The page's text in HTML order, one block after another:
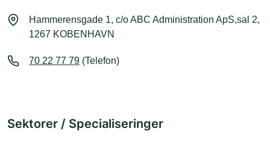
Hammerensgade 1, c/o ABC Administration ApS,sal 2,
1267 KOBENHAVN
70 22 77 79 (Telefon)
Sektorer / Specialiseringer